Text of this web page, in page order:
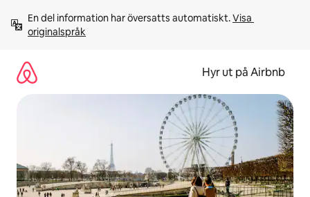
innehåll
En del information har översatts automatiskt. Visa
originalspråk
Hyr ut på Airbnb